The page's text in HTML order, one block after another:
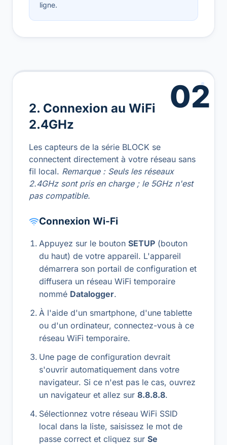
ligne.
02
2. Connexion au WiFi
2.4GHz
Les capteurs de la série BLOCK se
connectent directement à votre réseau sans
fil local. Remarque : Seuls les réseaux
2.4GHz sont pris en charge ; le 5GHz n'est
pas compatible.
Connexion Wi-Fi
Appuyez sur le bouton SETUP (bouton
du haut) de votre appareil. L'appareil
démarrera son portail de configuration et
diffusera un réseau WiFi temporaire
nommé Datalogger.
À l'aide d'un smartphone, d'une tablette
ou d'un ordinateur, connectez-vous à ce
réseau WiFi temporaire.
Une page de configuration devrait
s'ouvrir automatiquement dans votre
navigateur. Si ce n'est pas le cas, ouvrez
un navigateur et allez sur 8.8.8.8.
Sélectionnez votre réseau WiFi SSID
local dans la liste, saisissez le mot de
passe correct et cliquez sur Se